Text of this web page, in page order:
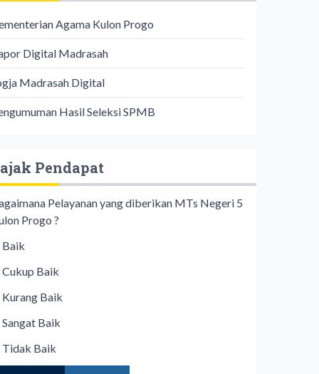
Agama Kulon Progo
Digital Madrasah
Madrasah Digital
Hasil Seleksi SPMB
Pendapat
Pelayanan yang diberikan MTs Negeri 5
Progo ?
Baik
Cukup Baik
Kurang Baik
Sangat Baik
Tidak Baik